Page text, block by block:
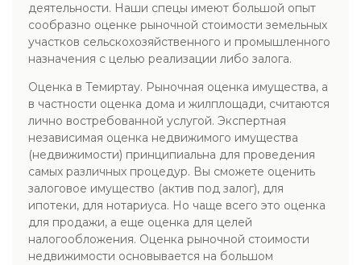
деятельности. Наши спецы имеют большой опыт
сообразно оценке рыночной стоимости земельных
участков сельскохозяйственного и промышленного
назначения с целью реализации либо залога.
Оценка в Темиртау. Рыночная оценка имущества, а
в частности оценка дома и жилплощади, считаются
лично востребованной услугой. Экспертная
независимая оценка недвижимого имущества
(недвижимости) принципиальна для проведения
самых различных процедур. Вы сможете оценить
залоговое имущество (актив под залог), для
ипотеки, для нотариуса. Но чаще всего это оценка
для продажи, а еще оценка для целей
налогообложения. Оценка рыночной стоимости
недвижимости основывается на большом